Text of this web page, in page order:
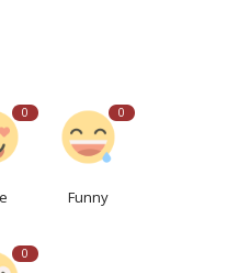
0 0
Funny
0